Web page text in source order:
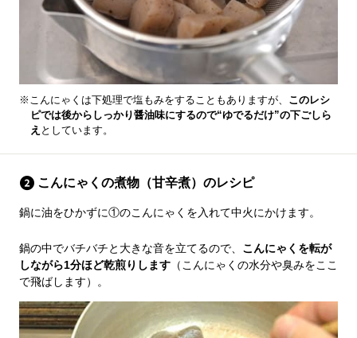
※こんにゃくは下処理で塩もみをすることもありますが、 このレシ
ピでは後からしっかり醤油味にするので“ゆでるだけ”の下ごしら
え としています。
こんにゃくの煮物（甘辛煮）のレシピ
鍋に油をひかずに①のこんにゃくを入れて中火にかけます。
鍋の中でバチバチと大きな音を立てるので、 こんにゃくを転が
しながら1分ほど乾煎りします （こんにゃくの水分や臭みをここ
で飛ばします）。